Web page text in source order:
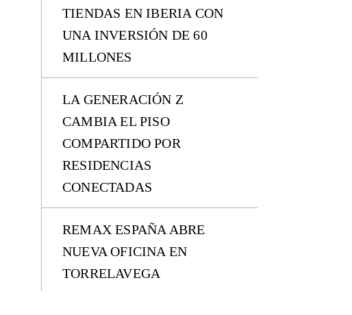
TIENDAS EN IBERIA CON
UNA INVERSIÓN DE 60
MILLONES
LA GENERACIÓN Z
CAMBIA EL PISO
COMPARTIDO POR
RESIDENCIAS
CONECTADAS
REMAX ESPAÑA ABRE
NUEVA OFICINA EN
TORRELAVEGA